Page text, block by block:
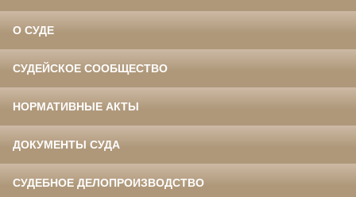
О СУДЕ
СУДЕЙСКОЕ СООБЩЕСТВО
НОРМАТИВНЫЕ АКТЫ
ДОКУМЕНТЫ СУДА
СУДЕБНОЕ ДЕЛОПРОИЗВОДСТВО